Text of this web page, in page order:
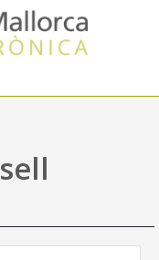
Consell de Mallorca
Accés i seguretat
Utilitats
Ajuda